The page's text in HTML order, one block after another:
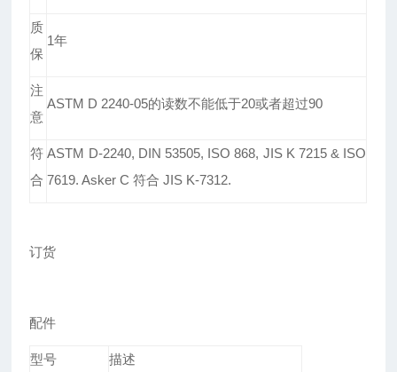
质
保
1年
注
意
ASTM D 2240-05的读数不能低于20或者超过90
符
合
ASTM D-2240, DIN 53505, ISO 868, JIS K 7215 & ISO
7619. Asker C符合 JIS K-7312.
订货
配件
型号 描述